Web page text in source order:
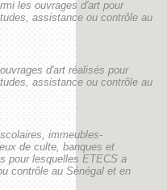
les ouvrages d'art pour
assistance ou contrôle au
d'art réalisés pour
assistance ou contrôle au
immeubles-
de culte, banques et
pour lesquelles ETECS a
contrôle au Sénégal et en